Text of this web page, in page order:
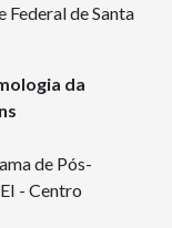
Federal de Santa
da
de Pós-
- Centro